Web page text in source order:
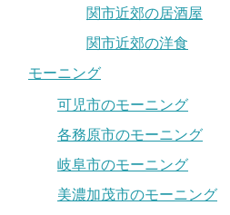
関市近郊の居酒屋
関市近郊の洋食
モーニング
可児市のモーニング
各務原市のモーニング
岐阜市のモーニング
美濃加茂市のモーニング